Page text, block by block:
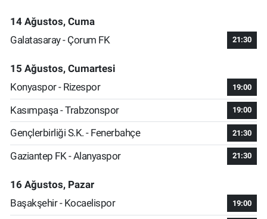
14 Ağustos, Cuma
Galatasaray - Çorum FK
21:30
15 Ağustos, Cumartesi
Konyaspor - Rizespor
19:00
Kasımpaşa - Trabzonspor 19:00
Gençlerbirliği S.K. - Fenerbahçe 21:30
Gaziantep FK - Alanyaspor 21:30
16 Ağustos, Pazar
Başakşehir - Kocaelispor
19:00